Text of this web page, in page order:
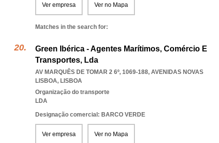
Ver empresa Ver no Mapa
Matches in the search for:
Green Ibérica - Agentes Marítimos, Comércio E
Transportes, Lda
AV MARQUÊS DE TOMAR 2 6º, 1069-188, AVENIDAS NOVAS
LISBOA, LISBOA
Organização do transporte
LDA
Designação comercial: BARCO VERDE
Ver empresa Ver no Mapa